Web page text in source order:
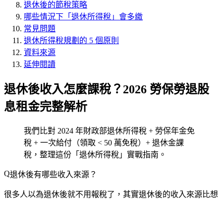
退休後的節稅策略
哪些情況下「退休所得稅」會多繳
常見問題
退休所得稅規劃的 5 個原則
資料來源
延伸閱讀
退休後收入怎麼課稅？2026 勞保勞退股
息租金完整解析
我們比對 2024 年財政部退休所得稅 + 勞保年金免
稅 + 一次給付（領取 < 50 萬免稅）+ 退休金課
稅，整理這份「退休所得稅」實戰指南。
退休後有哪些收入來源？
很多人以為退休後就不用報稅了，其實退休後的收入來源比想